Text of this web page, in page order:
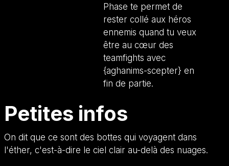
Phase te permet de
rester collé aux héros
ennemis quand tu veux
être au cœur des
teamfights avec
{aghanims-scepter} en
fin de partie.
Petites infos
On dit que ce sont des bottes qui voyagent dans
l'éther, c'est-à-dire le ciel clair au-delà des nuages.